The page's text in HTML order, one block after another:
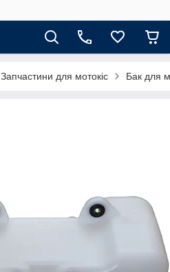
Запчастини для мотокіс Бак для